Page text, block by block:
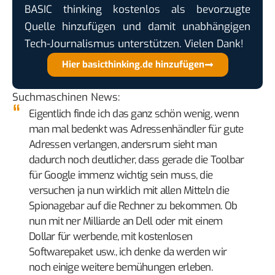
BASIC thinking kostenlos als bevorzugte
Quelle hinzufügen und damit unabhängigen
Tech-Journalismus unterstützen. Vielen Dank!
Hier basicthinking.de hinzufügen
Suchmaschinen News:
Eigentlich finde ich das ganz schön wenig, wenn
man mal bedenkt was Adressenhändler für gute
Adressen verlangen, andersrum sieht man
dadurch noch deutlicher, dass gerade die Toolbar
für Google immenz wichtig sein muss, die
versuchen ja nun wirklich mit allen Mitteln die
Spionagebar auf die Rechner zu bekommen. Ob
nun mit ner Milliarde an Dell oder mit einem
Dollar für werbende, mit kostenlosen
Softwarepaket usw., ich denke da werden wir
noch einige weitere bemühungen erleben.